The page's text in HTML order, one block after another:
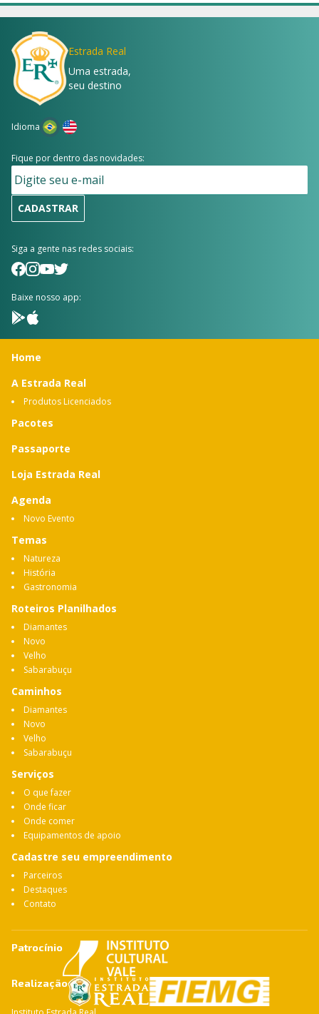
Estrada Real
Uma estrada,
seu destino
Idioma
Fique por dentro das novidades:
CADASTRAR
Siga a gente nas redes sociais:
Baixe nosso app:
Home
A Estrada Real
Produtos Licenciados
Pacotes
Passaporte
Loja Estrada Real
Agenda
Novo Evento
Temas
Natureza
História
Gastronomia
Roteiros Planilhados
Diamantes
Novo
Velho
Sabarabuçu
Caminhos
Diamantes
Novo
Velho
Sabarabuçu
Serviços
O que fazer
Onde ficar
Onde comer
Equipamentos de apoio
Cadastre seu empreendimento
Parceiros
Destaques
Contato
Patrocínio
Realização